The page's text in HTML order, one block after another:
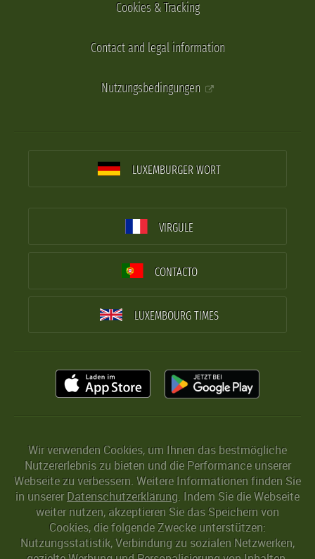
Cookies & Tracking
Contact and legal information
Nutzungsbedingungen
LUXEMBURGER WORT
VIRGULE
CONTACTO
LUXEMBOURG TIMES
Wir verwenden Cookies, um Ihnen das bestmögliche
Nutzererlebnis zu bieten und die Performance unserer
Webseite zu verbessern. Weitere Informationen finden Sie
in unsererDatenschutzerklärung. Indem Sie die Webseite
weiter nutzen, akzeptieren Sie das Speichern von
Cookies, die folgende Zwecke unterstützen:
Nutzungsstatistik, Verbindung zu sozialen Netzwerken,